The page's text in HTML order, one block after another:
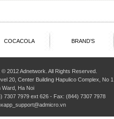
COCACOLA BRAND’S
2012 Adnetwork. All Rights Reserved.
20, Center Building Hapulico Complex, No
Ward, Ha Noi
7307 7979 ext 626 - Fax: (844) 7307 7978